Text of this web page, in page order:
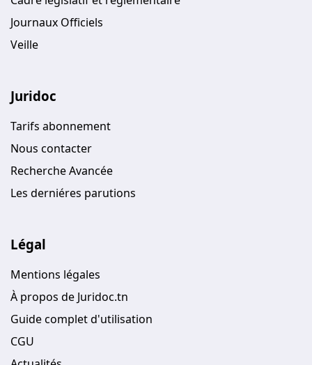
Journaux Officiels
Veille
Juridoc
Tarifs abonnement
Nous contacter
Recherche Avancée
Les derniéres parutions
Légal
Mentions légales
À propos de Juridoc.tn
Guide complet d'utilisation
CGU